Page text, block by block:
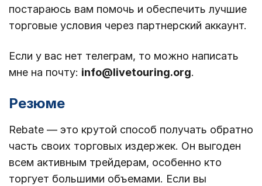
постараюсь вам помочь и обеспечить лучшие
торговые условия через партнерский аккаунт.
Если у вас нет телеграм, то можно написать
мне на почту: info@livetouring.org.
Резюме
Rebate — это крутой способ получать обратно
часть своих торговых издержек. Он выгоден
всем активным трейдерам, особенно кто
торгует большими объемами. Если вы